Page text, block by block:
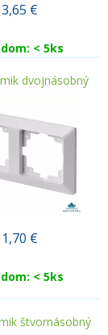
3,65 €
< 5ks
dvojnásobný
1,70 €
< 5ks
štvornásobný